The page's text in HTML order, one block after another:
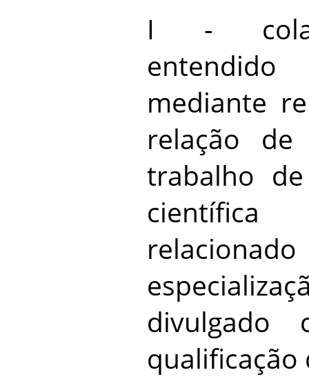
I -
mediante
relação de
trabalho